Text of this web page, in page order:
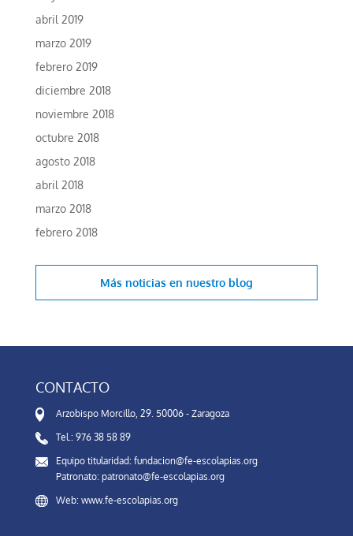
abril 2019
marzo 2019
febrero 2019
diciembre 2018
noviembre 2018
octubre 2018
agosto 2018
abril 2018
marzo 2018
febrero 2018
Más noticias en nuestro blog
CONTACTO
Arzobispo Morcillo, 29. 50006 - Zaragoza
Tel.: 976 38 58 89
Equipo titularidad: fundacion@fe-escolapias.org
Patronato: patronato@fe-escolapias.org
Web: www.fe-escolapias.org